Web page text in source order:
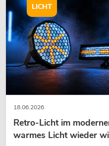
18.06.2026
Retro-Licht im
warmes Licht wieder
LICHT